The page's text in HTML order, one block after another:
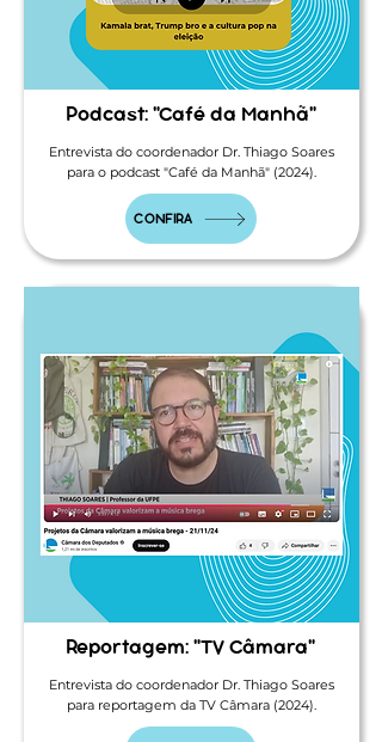
Podcast: "Café da Manhã"
Entrevista do coordenador Dr. Thiago Soares
para o podcast "Café da Manhã" (2024).
CONFIRA
Reportagem: "TV Câmara"
Entrevista do coordenador Dr. Thiago Soares
para reportagem da TV Câmara (2024).